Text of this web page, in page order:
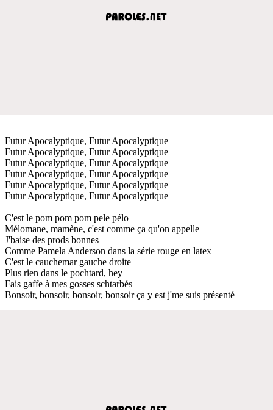
Futur Apocalyptique, Futur Apocalyptique
Futur Apocalyptique, Futur Apocalyptique
Futur Apocalyptique, Futur Apocalyptique
Futur Apocalyptique, Futur Apocalyptique
Futur Apocalyptique, Futur Apocalyptique
Futur Apocalyptique, Futur Apocalyptique
C'est le pom pom pom pele pélo
Mélomane, mamène, c'est comme ça qu'on appelle
J'baise des prods bonnes
Comme Pamela Anderson dans la série rouge en latex
C'est le cauchemar gauche droite
Plus rien dans le pochtard, hey
Fais gaffe à mes gosses schtarbés
Bonsoir, bonsoir, bonsoir, bonsoir ça y est j'me suis présenté